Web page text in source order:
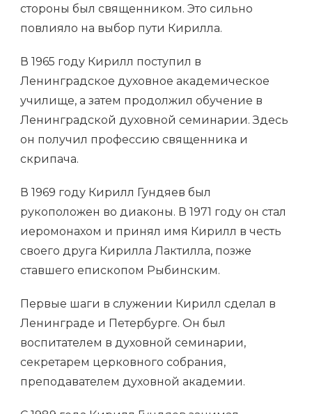
стороны был священником. Это сильно
повлияло на выбор пути Кирилла.
В 1965 году Кирилл поступил в
Ленинградское духовное академическое
училище, а затем продолжил обучение в
Ленинградской духовной семинарии. Здесь
он получил профессию священника и
скрипача.
В 1969 году Кирилл Гундяев был
рукоположен во диаконы. В 1971 году он стал
иеромонахом и принял имя Кирилл в честь
своего друга Кирилла Лактилла, позже
ставшего епископом Рыбинским.
Первые шаги в служении Кирилл сделал в
Ленинграде и Петербурге. Он был
воспитателем в духовной семинарии,
секретарем церковного собрания,
преподавателем духовной академии.